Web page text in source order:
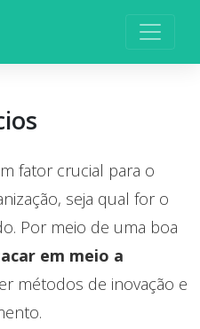
fator crucial para o
seja qual for o
Por meio de uma boa
em meio a
métodos de inovação e